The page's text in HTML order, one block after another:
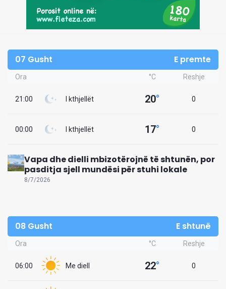
07 Gusht E premte
Ora °C Reshje
21:00 I kthjellët 20° 0
00:00 I kthjellët 17° 0
Vapa dhe dielli mbizotërojnë të shtunën, por
pasditja sjell mundësi për stuhi lokale
8/7/2026
08 Gusht E shtunë
Ora °C Reshje
06:00 Me diell 22° 0